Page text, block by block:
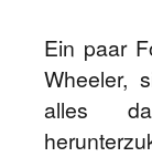
Ein paar
Wheeler,
alles